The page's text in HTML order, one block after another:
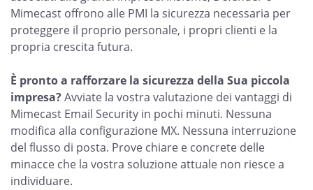
Mimecast offrono alle PMI la sicurezza necessaria per
proteggere il proprio personale, i propri clienti e la
propria crescita futura.
È pronto a rafforzare la sicurezza della Sua piccola
impresa?Avviate la vostra valutazione dei vantaggi di
Mimecast Email Security in pochi minuti. Nessuna
modifica alla configurazione MX. Nessuna interruzione
del flusso di posta. Prove chiare e concrete delle
minacce che la vostra soluzione attuale non riesce a
individuare.